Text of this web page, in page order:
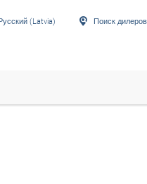
(Latvia) Поиск дилеров